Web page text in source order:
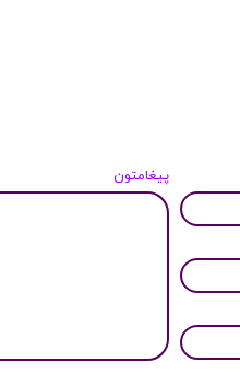
پیغامتون